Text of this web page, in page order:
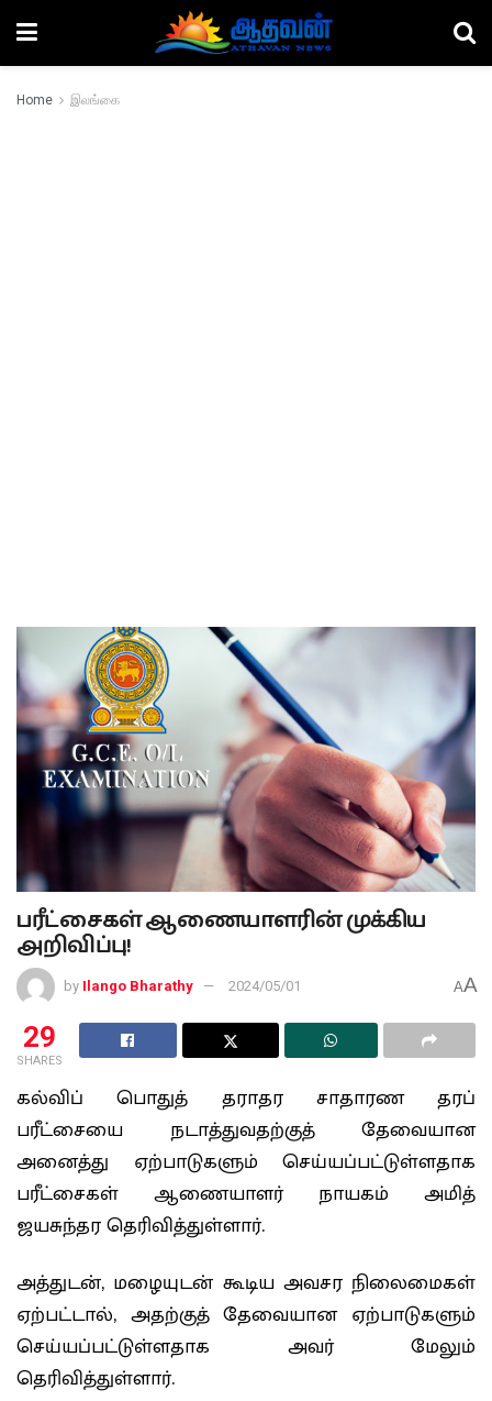
Home இலங்கை
பரீட்சைகள் ஆணையாளரின் முக்கிய
அறிவிப்பு!
by Ilango Bharathy 2024/05/01 AA
29
SHARES
கல்விப் பொதுத் தராதர சாதாரண தரப்
பரீட்சையை நடாத்துவதற்குத் தேவையான
அனைத்து ஏற்பாடுகளும் செய்யப்பட்டுள்ளதாக
பரீட்சைகள் ஆணையாளர் நாயகம் அமித்
ஜயசுந்தர தெரிவித்துள்ளார்.
அத்துடன், மழையுடன் கூடிய அவசர நிலைமைகள்
ஏற்பட்டால், அதற்குத் தேவையான ஏற்பாடுகளும்
செய்யப்பட்டுள்ளதாக அவர் மேலும்
தெரிவித்துள்ளார்.